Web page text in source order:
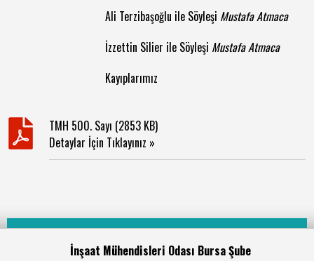
Ali Terzibaşoğlu ile Söyleşi Mustafa Atmaca
İzzettin Silier ile Söyleşi Mustafa Atmaca
Kayıplarımız
TMH 500. Sayı (2853 KB)
Detaylar İçin Tıklayınız »
İnşaat Mühendisleri Odası Bursa Şube